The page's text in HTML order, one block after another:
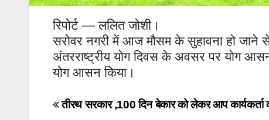
रिपोर्ट — ललित जोशी।
सरोवर नगरी में आज मौसम के सुहावना हो जाने से
अंतरराष्ट्रीय योग दिवस के अवसर पर योग आसन
योग आसन किया।
Post
तीरथ सरकार ,100 दिन बेकार को लेकर आप कार्यकर्ता